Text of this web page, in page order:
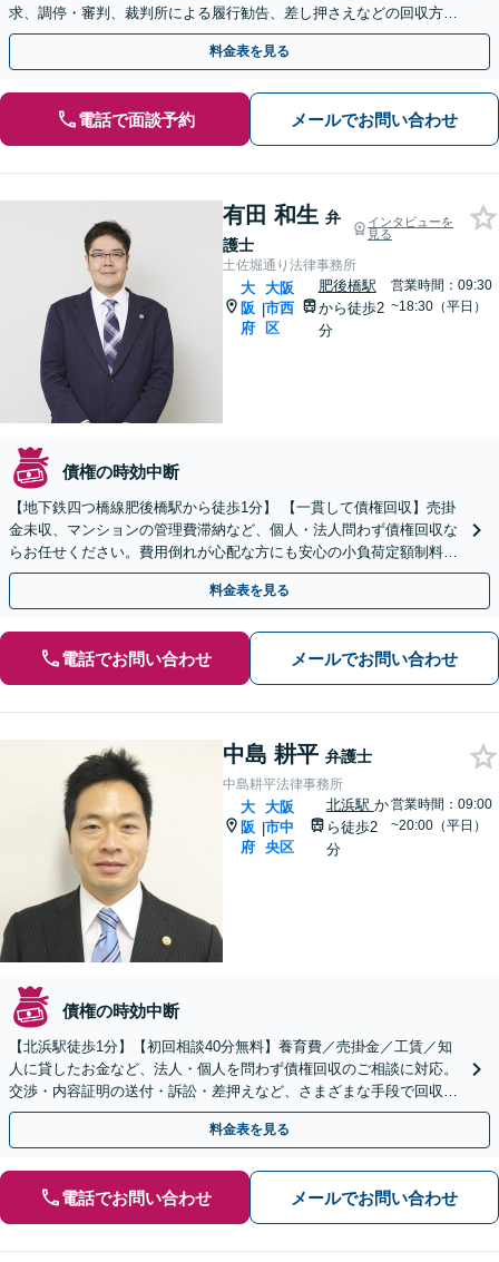
求、調停・審判、裁判所による履行勧告、差し押さえなどの回収方法
を考えます【初回面談30分無料】
料金表を見る
電話で面談予約 メールでお問い合わせ
有田 和生 弁
護士
インタビューを
見る
土佐堀通り法律事務所
大
阪
府
|
大阪
市西
区
肥後橋駅
から徒歩2
分
営業時間：09:30
~18:30（平日）
債権の時効中断
【地下鉄四つ橋線肥後橋駅から徒歩1分】 【一貫して債権回収】売掛
金未収、マンションの管理費滞納など、個人・法人問わず債権回収な
らお任せください。費用倒れが心配な方にも安心の小負荷定額制料金
設定。諦める前にまずはご相談ください。
料金表を見る
電話でお問い合わせ メールでお問い合わせ
中島 耕平 弁護士
中島耕平法律事務所
大
阪
府
|
大阪
市中
央区
北浜駅 か
ら徒歩2
分
営業時間：09:00
~20:00（平日）
債権の時効中断
【北浜駅徒歩1分】【初回相談40分無料】養育費／売掛金／工賃／知
人に貸したお金など、法人・個人を問わず債権回収のご相談に対応。
交渉・内容証明の送付・訴訟・差押えなど、さまざまな手段で回収に
努めます【弁護士費用もご相談ください】土日祝の相談可
料金表を見る
電話でお問い合わせ メールでお問い合わせ